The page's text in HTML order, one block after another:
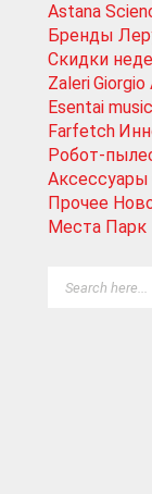
Astana
Бренды
Скидки
ZaleriGiorgio
Esentai
Farfetch
Робот-
Аксессуары
Прочее
Места Парк